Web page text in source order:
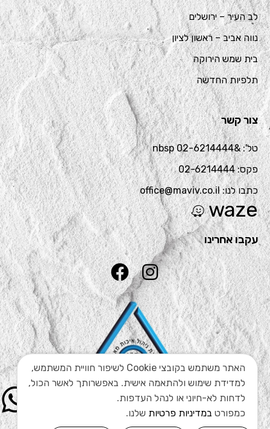
לב העיר – ירושלים
נווה אביב – ראשון לציון
בית שמש הירוקה
תלפיות החדשה
צור קשר
טל': &nbsp 02-6214444
פקס: 02-6214444
כתבו לנו: office@maviv.co.il
waze
עקבו אחרינו
האתר משתמש בקובצי Cookie לשיפור חוויית המשתמש,
למדידת שימוש ולהתאמה אישית. באפשרותך לאשר הכול,
לדחות לא-חיוני או לנהל העדפות.
כמפורט במדיניות פרטיות שלנו.